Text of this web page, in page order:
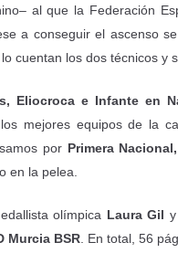
al que la Federación
a conseguir el ascenso
cuentan los dos técnicos y
Eliocroca e Infante en
mejores equipos de la
por Primera
en la pelea.
olímpica Laura Gil
Murcia BSR. En total, 56